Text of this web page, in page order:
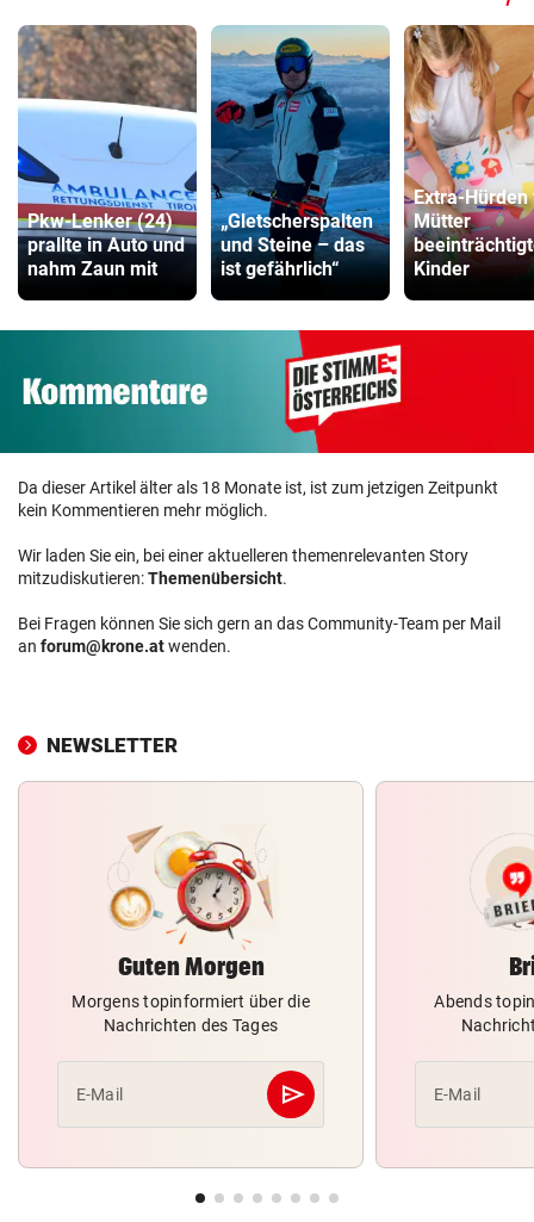
Pkw-Lenker (24)
prallte in Auto und
nahm Zaun mit
„Gletscherspalten
und Steine – das
ist gefährlich“
Extra-Hürden
Mütter
Kinder
Da dieser Artikel älter als 18 Monate ist, ist zum jetzigen Zeitpunkt
kein Kommentieren mehr möglich.
Wir laden Sie ein, bei einer aktuelleren themenrelevanten Story
mitzudiskutieren:Themenübersicht.
Bei Fragen können Sie sich gern an das Community-Team per Mail
an forum@krone.atwenden.
NEWSLETTER
Guten Morgen
Morgens topinformiert über die
Nachrichten des Tages
E-Mail send
Abschicken
Abends
E-Mail